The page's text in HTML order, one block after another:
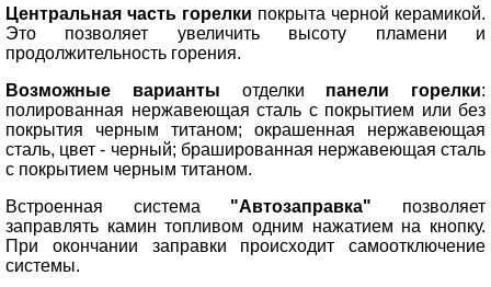
Центральная часть горелки покрыта черной керамикой.
Это позволяет увеличить высоту пламени и
продолжительность горения.
Возможные варианты отделки панели горелки:
полированная нержавеющая сталь с покрытием или без
покрытия черным титаном; окрашенная нержавеющая
сталь, цвет - черный; брашированная нержавеющая сталь
с покрытием черным титаном.
Встроенная система "Автозаправка" позволяет
заправлять камин топливом одним нажатием на кнопку.
При окончании заправки происходит самоотключение
системы.